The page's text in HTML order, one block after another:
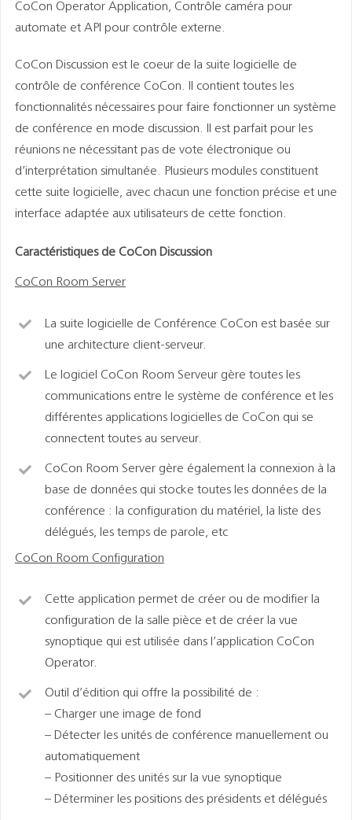
CoCon Operator Application, Contrôle caméra pour
automate et API pour contrôle externe.
CoCon Discussion est le coeur de la suite logicielle de
contrôle de conférence CoCon. Il contient toutes les
fonctionnalités nécessaires pour faire fonctionner un système
de conférence en mode discussion. Il est parfait pour les
réunions ne nécessitant pas de vote électronique ou
d’interprétation simultanée. Plusieurs modules constituent
cette suite logicielle, avec chacun une fonction précise et une
interface adaptée aux utilisateurs de cette fonction.
Caractéristiques de CoCon Discussion
CoCon Room Server
La suite logicielle de Conférence CoCon est basée sur
une architecture client-serveur.
Le logiciel CoCon Room Serveur gère toutes les
communications entre le système de conférence et les
différentes applications logicielles de CoCon qui se
connectent toutes au serveur.
CoCon Room Server gère également la connexion à la
base de données qui stocke toutes les données de la
conférence : la configuration du matériel, la liste des
délégués, les temps de parole, etc
CoCon Room Configuration
Cette application permet de créer ou de modifier la
configuration de la salle pièce et de créer la vue
synoptique qui est utilisée dans l’application CoCon
Operator.
Outil d’édition qui offre la possibilité de :
– Charger une image de fond
– Détecter les unités de conférence manuellement ou
automatiquement
– Positionner des unités sur la vue synoptique
– Déterminer les positions des présidents et délégués